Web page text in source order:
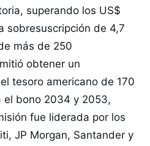
superando los US$
sobresuscripción de 4,7
más de 250
obtener un
tesoro americano de 170
el bono 2034 y 2053,
fue liderada por los
JP Morgan, Santander y